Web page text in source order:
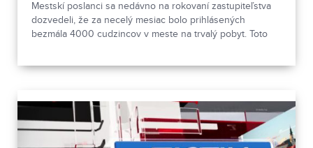
Mestskí poslanci sa nedávno na rokovaní zastupiteľstva
dozvedeli, že za necelý mesiac bolo prihlásených
bezmála 4000 cudzincov v meste na trvalý pobyt. Toto